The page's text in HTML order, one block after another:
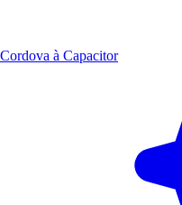
Cordova à Capacitor